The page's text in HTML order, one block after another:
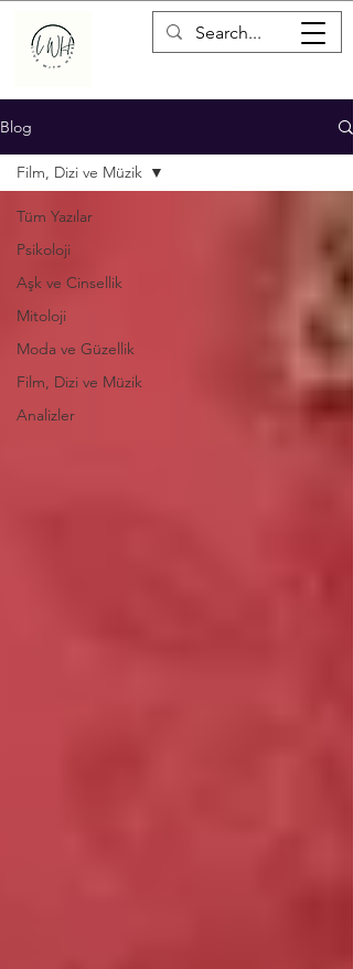
Blog
Tüm Yazılar
Psikoloji
Aşk ve Cinsellik
Mitoloji
Moda ve Güzellik
Film, Dizi ve Müzik
Analizler
Film, Dizi ve Müzik